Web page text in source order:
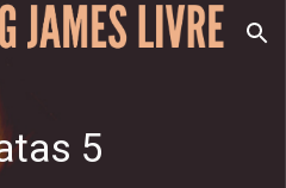
Skip to navigation
5